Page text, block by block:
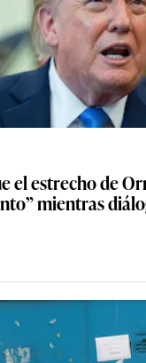
el estrecho de
mientras